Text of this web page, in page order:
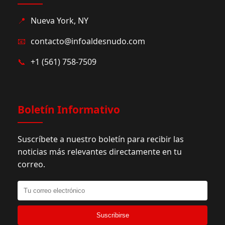
📍 Nueva York, NY
📧 contacto@infoaldesnudo.com
📞 +1 (561) 758-7509
Boletín Informativo
Suscríbete a nuestro boletín para recibir las
noticias más relevantes directamente en tu
correo.
Suscribirse